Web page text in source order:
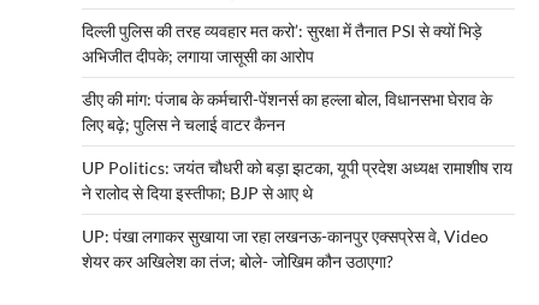
दिल्ली पुलिस की तरह व्यवहार मत करो’: सुरक्षा में तैनात PSI से क्यों भिड़े
अभिजीत दीपके; लगाया जासूसी का आरोप
डीए की मांग: पंजाब के कर्मचारी-पेंशनर्स का हल्ला बोल, विधानसभा घेराव के
लिए बढ़े; पुलिस ने चलाई वाटर कैनन
UP Politics: जयंत चौधरी को बड़ा झटका, यूपी प्रदेश अध्यक्ष रामाशीष राय
ने रालोद से दिया इस्तीफा; BJP से आए थे
UP: पंखा लगाकर सुखाया जा रहा लखनऊ-कानपुर एक्सप्रेस वे, Video
शेयर कर अखिलेश का तंज; बोले- जोखिम कौन उठाएगा?